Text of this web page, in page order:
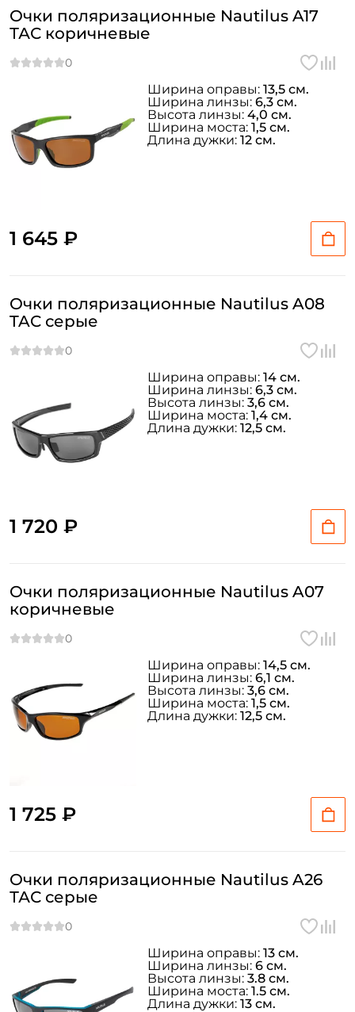
Очки поляризационные Nautilus A17
ТАС коричневые
1 645 ₽
Ширина оправы: 13,5 см.
Ширина линзы: 6,3 см.
Высота линзы: 4,0 см.
Ширина моста: 1,5 см.
Длина дужки: 12 см.
Очки поляризационные Nautilus A08
TAC серые
1 720 ₽
Ширина оправы: 14 см.
Ширина линзы: 6,3 см.
Высота линзы: 3,6 см.
Ширина моста: 1,4 см.
Длина дужки: 12,5 см.
Очки поляризационные Nautilus A07
коричневые
1 725 ₽
Ширина оправы: 14,5 см.
Ширина линзы: 6,1 см.
Высота линзы: 3,6 см.
Ширина моста: 1,5 см.
Длина дужки: 12,5 см.
Очки поляризационные Nautilus A26
ТАС серые
Ширина оправы: 13 см.
Ширина линзы: 6 см.
Высота линзы: 3.8 см.
Ширина моста: 1.5 см.
Длина дужки: 13 см.